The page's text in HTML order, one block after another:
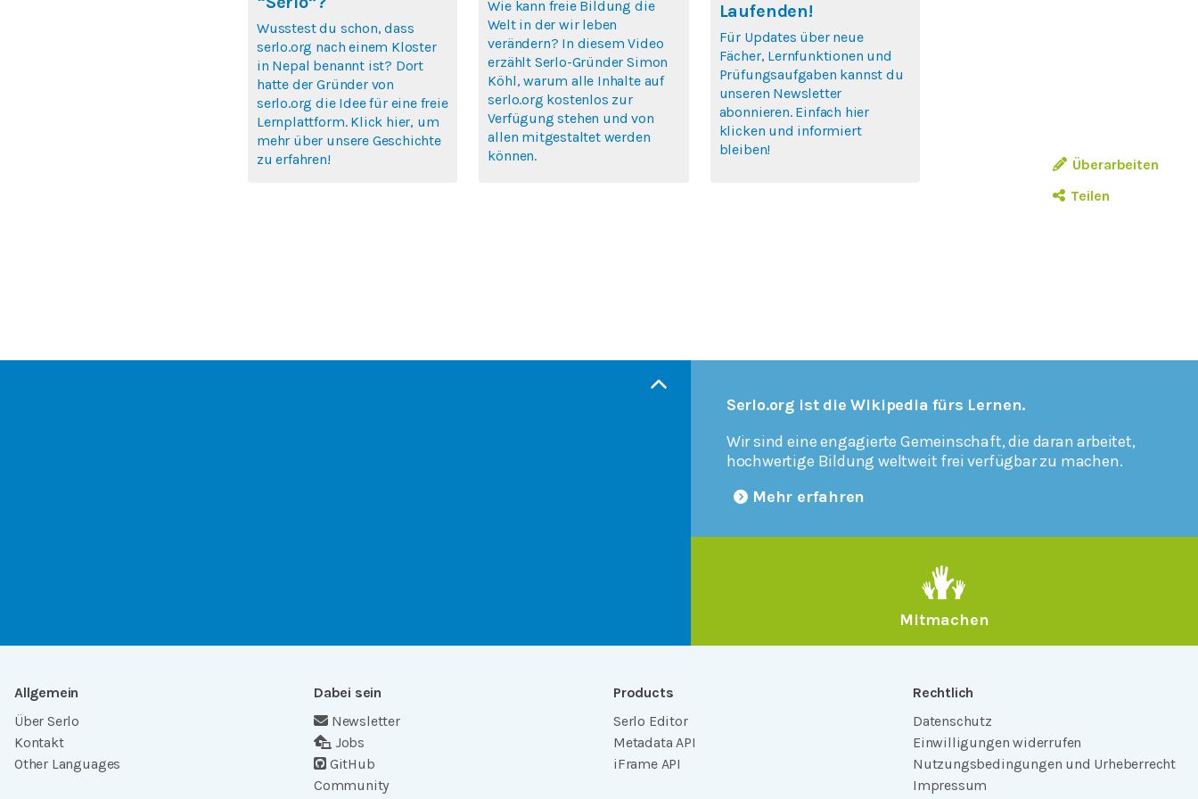
Überarbeiten
Teilen
Wusstest du schon, dass
serlo.org nach einem Kloster
in Nepal benannt ist? Dort
hatte der Gründer von
serlo.org die Idee für eine freie
Lernplattform. Klick hier, um
mehr über unsere Geschichte
zu erfahren!
Wie kann freie Bildung die
Welt in der wir leben
verändern? In diesem Video
erzählt Serlo-Gründer Simon
Köhl, warum alle Inhalte auf
serlo.org kostenlos zur
Verfügung stehen und von
allen mitgestaltet werden
können.
Laufenden!
Für Updates über neue
Fächer, Lernfunktionen und
Prüfungsaufgaben kannst du
unseren Newsletter
abonnieren. Einfach hier
klicken und informiert
bleiben!
Serlo.org ist die Wikipedia fürs Lernen.
Wir sind eine engagierte Gemeinschaft, die daran arbeitet,
hochwertige Bildung weltweit frei verfügbar zu machen.
Mehr erfahren
Mitmachen
Allgemein
Über Serlo
Kontakt
Other Languages
Dabei sein
Newsletter
Jobs
GitHub
Community
Products
Serlo Editor
Metadata API
iFrame API
Rechtlich
Datenschutz
Einwilligungen widerrufen
Nutzungsbedingungen und Urheberrecht
Impressum